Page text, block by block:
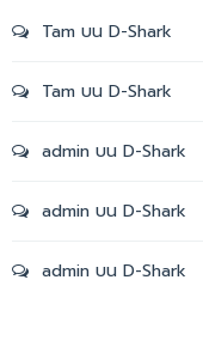
Tam บน D-Shark
Tam บน D-Shark
admin บน D-Shark
admin บน D-Shark
admin บน D-Shark